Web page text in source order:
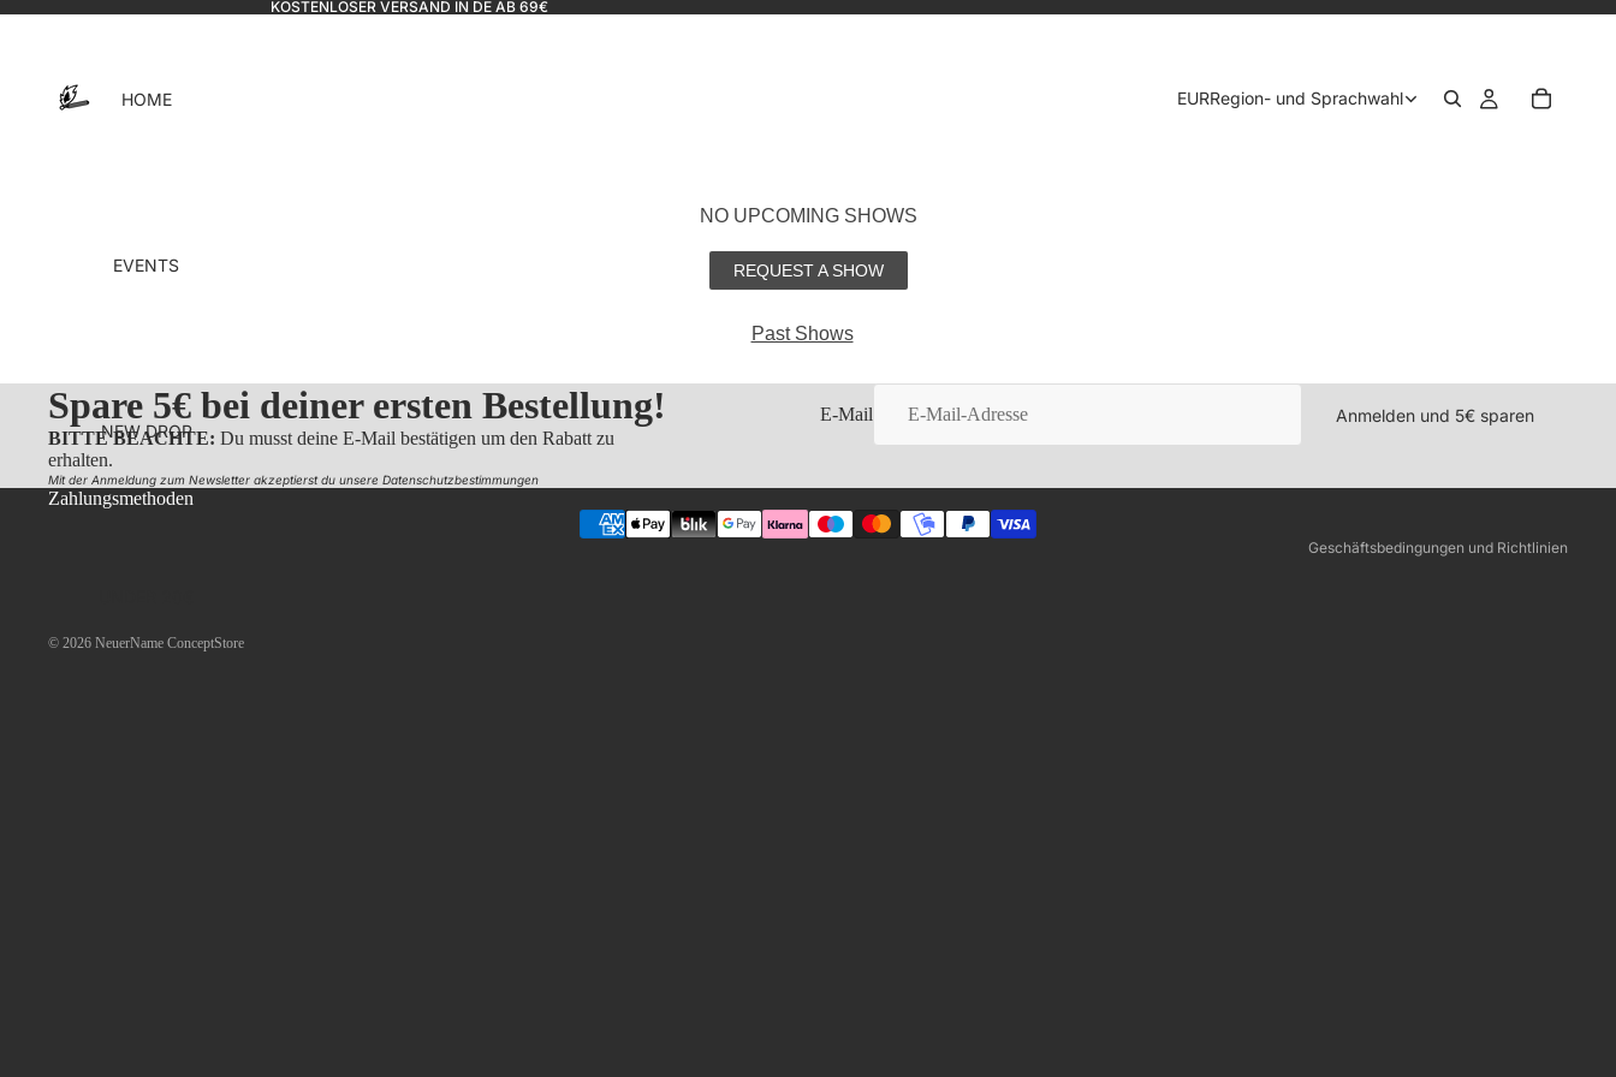
KOSTENLOSER VERSAND IN DE AB 69€
HOME
EVENTS
NEW DROP
EURRegion- und Sprachwahl
NO UPCOMING SHOWS
REQUEST A SHOW
Past Shows
Spare 5€ bei deiner ersten Bestellung!
BITTE BEACHTE: Du musst deine E-Mail bestätigen um den Rabatt zu
erhalten.
Mit der Anmeldung zum Newsletter akzeptierst du unsere Datenschutzbestimmungen
E-Mail Anmelden und 5€ sparen
Zahlungsmethoden
© 2026 NeuerName ConceptStore
Geschäftsbedingungen und Richtlinien